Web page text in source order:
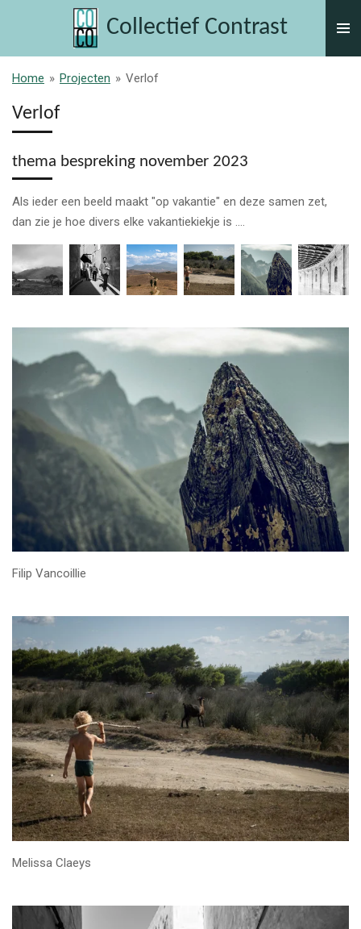
naar
de
Collectief Contrast
Home » Projecten » Verlof
Verlof
thema bespreking november 2023
Als ieder een beeld maakt "op vakantie" en deze samen zet,
dan zie je hoe divers elke vakantiekiekje is ....
Filip Vancoillie
Melissa Claeys